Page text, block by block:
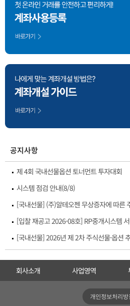
공지사항
제 4회 국내선물옵션 토너먼트 투자대회
시스템 점검 안내(8/8)
[국내선물] (주)알테오젠 무상증자에 따른
[입찰 재공고 2026-08호] RP중개시스템
[국내선물] 2026년 제 2차 주식선물·옵션
회사소개 사업영역
개인정보처리방